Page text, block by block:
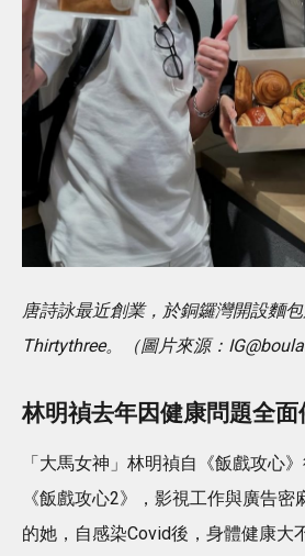
唐詩詠最近創業，於銅鑼灣開設麵
Thirtythree。（圖片來源：
林明禎去年因健康問題全面
「大馬女神」林明禎自《飯戲攻心
《飯戲攻心2》，影視工作與廣告密
的她，自感染Covid後，身體健康大